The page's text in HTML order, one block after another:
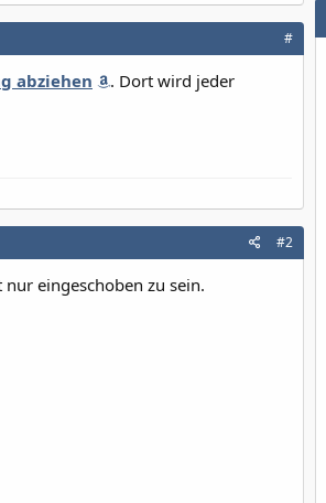
#
abziehen
. Dort wird jeder
#2
eingeschoben zu sein.